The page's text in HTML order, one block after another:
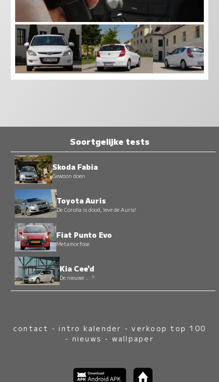
Soortgelijke tests
Skoda Fabia
Gewoon doen
Toyota Auris
De Corolla is dood, leve de Auris!
Fiat Punto Evo
Metamorfose
Kia Cee'd
De nieuwe ... ?
contact -intro kalender -verkoop top 100
- nieuws - wallpaper